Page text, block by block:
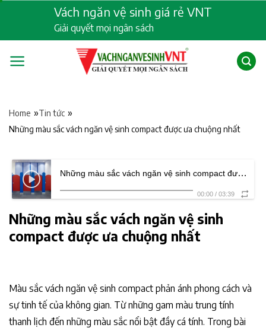
content
Vách ngăn vệ sinh giá rẻ VNT
Giải quyết mọi ngân sách
Home »Tin tức »
Những màu sắc vách ngăn vệ sinh compact được ưa chuộng nhất
Những màu sắc vách ngăn vệ sinh compact được ưa chuộng nhất
00:00 / 03:39
Những màu sắc vách ngăn vệ sinh
compact được ưa chuộng nhất
Màu sắc vách ngăn vệ sinh compact phản ánh phong cách và
sự tinh tế của không gian. Từ những gam màu trung tính
thanh lịch đến những màu sắc nổi bật đầy cá tính. Trong bài